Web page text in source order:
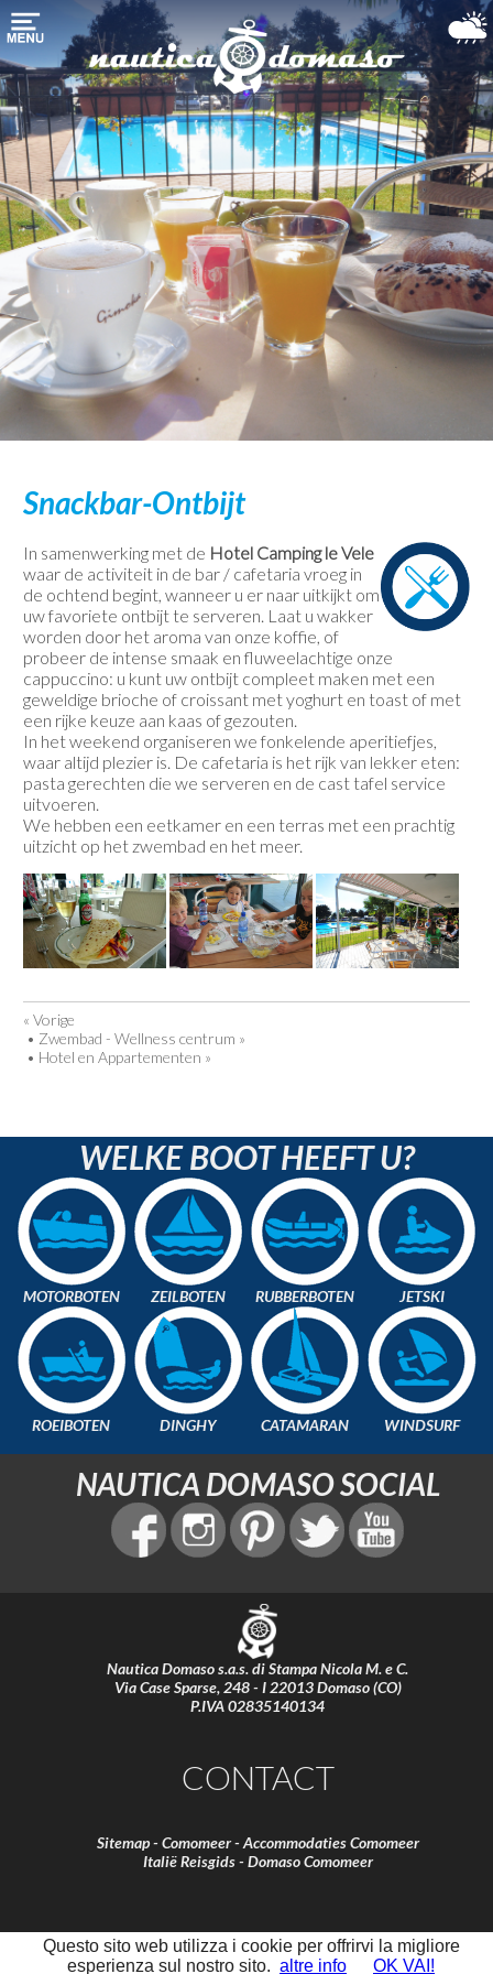
Startpagina
Bootstalling
Jachthaven-
Ligplaatsen
Nautical
Services
het
Comomeer
Boten
aanbod
Contact
Snackbar-Ontbijt
In samenwerking met de Hotel Camping le Vele
waar de activiteit in de bar / cafetaria vroeg in
de ochtend begint, wanneer u er naar uitkijkt om
uw favoriete ontbijt te serveren. Laat u wakker
worden door het aroma van onze koffie, of
probeer de intense smaak en fluweelachtige onze
cappuccino: u kunt uw ontbijt compleet maken met een
geweldige brioche of croissant met yoghurt en toast of met
een rijke keuze aan kaas of gezouten.
In het weekend organiseren we fonkelende aperitiefjes,
waar altijd plezier is. De cafetaria is het rijk van lekker eten:
pasta gerechten die we serveren en de cast tafel service
uitvoeren.
We hebben een eetkamer en een terras met een prachtig
uitzicht op het zwembad en het meer.
« Vorige
• Zwembad - Wellness centrum »
• Hotel en Appartementen »
WELKE BOOT HEEFT U?
MOTORBOTEN ZEILBOTEN RUBBERBOTEN JETSKI
ROEIBOTEN DINGHY CATAMARAN WINDSURF
NAUTICA DOMASO SOCIAL
Nautica Domaso s.a.s. di Stampa Nicola M. e C.
Via Case Sparse, 248 - I 22013 Domaso (CO)
P.IVA 02835140134
CONTACT
Sitemap- Comomeer- Accommodaties Comomeer
Italië Reisgids- Domaso Comomeer
Questo sito web utilizza i cookie per offrirvi la migliore
esperienza sul nostro sito. altre info OK VAI!